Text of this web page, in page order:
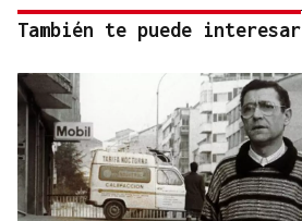
También te puede interesar